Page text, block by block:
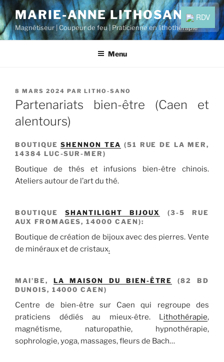
Aller
au
contenu
principal
MARIE-ANNE LITHOSANO
Magnétiseur | Coupeur de feu | Praticienne en lithothérapie
Menu
PUBLIÉ
LE
8 MARS 2024 PAR LITHO-SANO
Partenariats bien-être (Caen et
alentours)
BOUTIQUESHENNON TEA (51 RUE DE LA MER,
14384 LUC-SUR-MER)
Boutique de thés et infusions bien-être chinois.
Ateliers autour de l’art du thé.
BOUTIQUESHANTILIGHT BIJOUX
(3-5 RUE
AUX FROMAGES, 14000 CAEN):
Boutique de création de bijoux avec des pierres. Vente
de minéraux et de cristaux.
MAI’BE, LA MAISON DU BIEN-ÊTRE
(82 BD
DUNOIS, 14000 CAEN)
Centre de bien-être sur Caen qui regroupe des
praticiens dédiés au mieux-être. L ithothérapie,
magnétisme, naturopathie, hypnothérapie,
sophrologie, yoga, massages, fleurs de Bach…
RDV